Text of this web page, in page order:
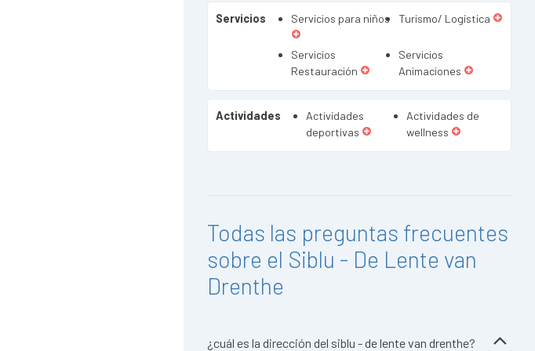
Servicios Servicios para niños Turismo/ Logística
Servicios
Restauración
Servicios
Animaciones
Actividades
Actividades
deportivas
Actividades de
wellness
Todas las preguntas frecuentes
sobre el Siblu - De Lente van
Drenthe
¿cuál es la dirección del siblu - de lente van drenthe?